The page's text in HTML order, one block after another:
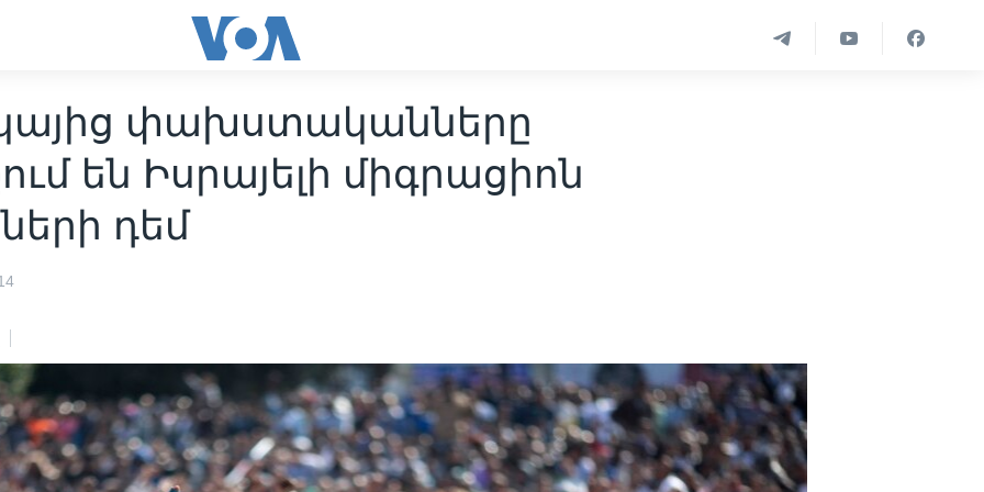
փախստականները
են Իսրայելի միգրացիոն
դեմ